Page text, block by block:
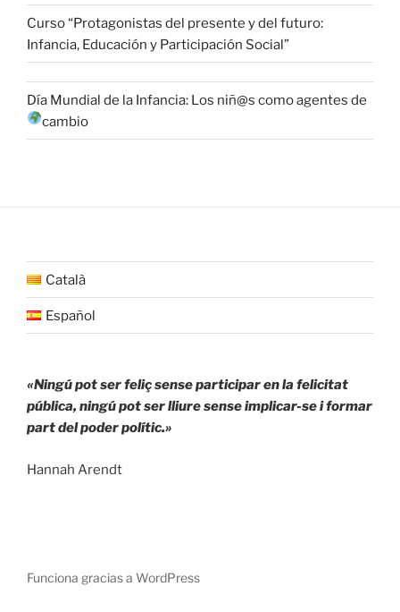
Curso “Protagonistas del presente y del futuro:
Infancia, Educación y Participación Social”
Día Mundial de la Infancia: Los niñ@s como agentes de
cambio
Català
Español
«Ningú pot ser feliç sense participar en la felicitat
pública, ningú pot ser lliure sense implicar-se i formar
part del poder polític.»
Hannah Arendt
Funciona gracias a WordPress